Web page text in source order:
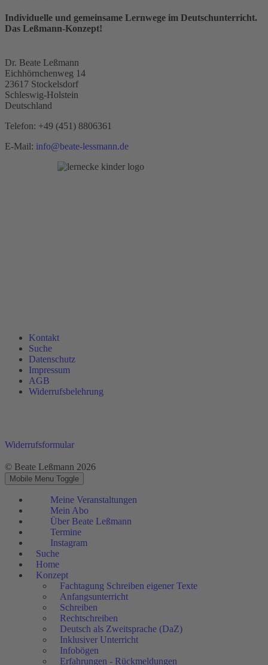
Individuelle und gemeinsame Lernwege im Deutschunterricht.
Das Leßmann-Konzept!
Dr. Beate Leßmann
Eichhörnchenweg 14
23617 Stockelsdorf
Schleswig-Holstein
Deutschland
Telefon: +49 (451) 8806361
E-Mail: info@beate-lessmann.de
Kontakt
Suche
Datenschutz
Impressum
AGB
Widerrufsbelehrung
Widerrufsformular
© Beate Leßmann 2026
Mobile Menu Toggle
Meine Veranstaltungen
Mein Abo
Über Beate Leßmann
Termine
Instagram
Suche
Home
Konzept
Fachtagung Schreiben eigener Texte
Anfangsunterricht
Schreiben
Rechtschreiben
Deutsch als Zweitsprache (DaZ)
Inklusiver Unterricht
Infobögen
Erfahrungen - Rückmeldungen